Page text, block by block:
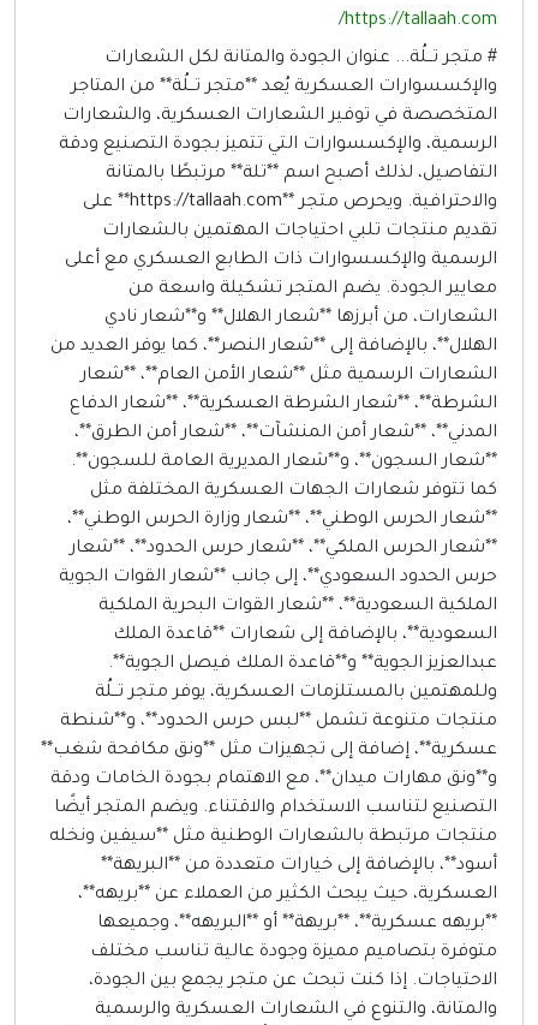
https://tallaah.com/
# متجر تــلُة... عنوان الجودة والمتانة لكل الشعارات
والإكسسوارات العسكرية يُعد **متجر تــلُة** من المتاجر
المتخصصة في توفير الشعارات العسكرية، والشعارات
الرسمية، والإكسسوارات التي تتميز بجودة التصنيع ودقة
التفاصيل، لذلك أصبح اسم **تلة** مرتبطًا بالمتانة
والاحترافية. ويحرص متجر **https://tallaah.com** على
تقديم منتجات تلبي احتياجات المهتمين بالشعارات
الرسمية والإكسسوارات ذات الطابع العسكري مع أعلى
معايير الجودة. يضم المتجر تشكيلة واسعة من
الشعارات، من أبرزها **شعار الهلال** و**شعار نادي
الهلال**، بالإضافة إلى **شعار النصر**، كما يوفر العديد من
الشعارات الرسمية مثل **شعار الأمن العام**، **شعار
الشرطة**، **شعار الشرطة العسكرية**، **شعار الدفاع
المدني**، **شعار أمن المنشآت**، **شعار أمن الطرق**،
**شعار السجون**، و**شعار المديرية العامة للسجون**.
كما تتوفر شعارات الجهات العسكرية المختلفة مثل
**شعار الحرس الوطني**، **شعار وزارة الحرس الوطني**،
**شعار الحرس الملكي**، **شعار حرس الحدود**، **شعار
حرس الحدود السعودي**، إلى جانب **شعار القوات الجوية
الملكية السعودية**، **شعار القوات البحرية الملكية
السعودية**، بالإضافة إلى شعارات **قاعدة الملك
عبدالعزيز الجوية** و**قاعدة الملك فيصل الجوية**.
وللمهتمين بالمستلزمات العسكرية، يوفر متجر تــلُة
منتجات متنوعة تشمل **لبس حرس الحدود**، و**شنطة
عسكرية**، إضافة إلى تجهيزات مثل **ونق مكافحة شغب**
و**ونق مهارات ميدان**، مع الاهتمام بجودة الخامات ودقة
التصنيع لتناسب الاستخدام والاقتناء. ويضم المتجر أيضًا
منتجات مرتبطة بالشعارات الوطنية مثل **سيفين ونخله
أسود**، بالإضافة إلى خيارات متعددة من **البريهة**
العسكرية، حيث يبحث الكثير من العملاء عن **بريهه**،
**بريهه عسكرية**، **بريهة** أو **البريهه**، وجميعها
متوفرة بتصاميم مميزة وجودة عالية تناسب مختلف
الاحتياجات. إذا كنت تبحث عن متجر يجمع بين الجودة،
والمتانة، والتنوع في الشعارات العسكرية والرسمية